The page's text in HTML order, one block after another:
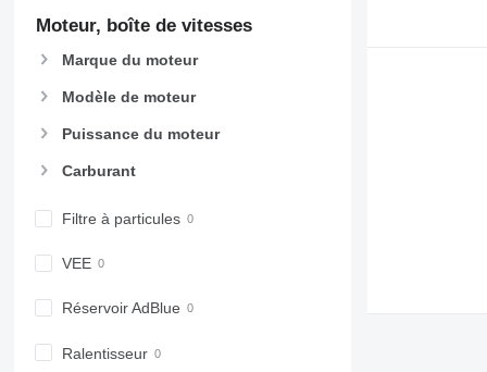
928
930
950
953
962
966
973
980
Moteur, boîte de vitesses
Marque du moteur
Modèle de moteur
Puissance du moteur
Carburant
Filtre à particules
VEE
Réservoir AdBlue
Ralentisseur